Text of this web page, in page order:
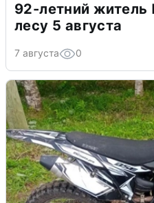
92-летний житель
лесу 5 августа
7 августа 0